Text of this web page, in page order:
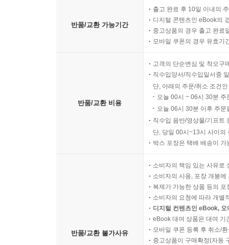
반품/교환 가능기간
출고 완료 후 10일 이내의
디지털 콘텐츠인 eBook의
중고상품의 경우 출고 완료
모바일 쿠폰의 경우 유효기
반품/교환 비용
고객의 단순변심 및 착오구
직수입양서/직수입일서중
단, 아래의 주문/취소 조건
오늘 00시 ~ 06시 30분
오늘 06시 30분 이후 주
직수입 음반/영상물/기프트
단, 당일 00시~13시 사이의
박스 포장은 택배 배송이
반품/교환 불가사유
소비자의 책임 있는 사유로
소비자의 사용, 포장 개봉
복제가 가능한 상품 등의
소비자의 요청에 따라 개별
디지털 컨텐츠인 eBook,
eBook 대여 상품은 대여 기
모바일 쿠폰 등록 후 취소/
중고상품이 구매확정(자동